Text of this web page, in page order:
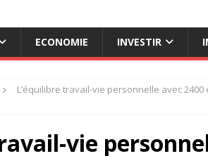
ECONOMIE INVESTIR
L’équilibre travail-vie personnelle avec
vie